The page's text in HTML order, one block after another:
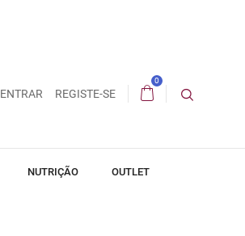
ENTRAR REGISTE-SE
0
NUTRIÇÃO OUTLET